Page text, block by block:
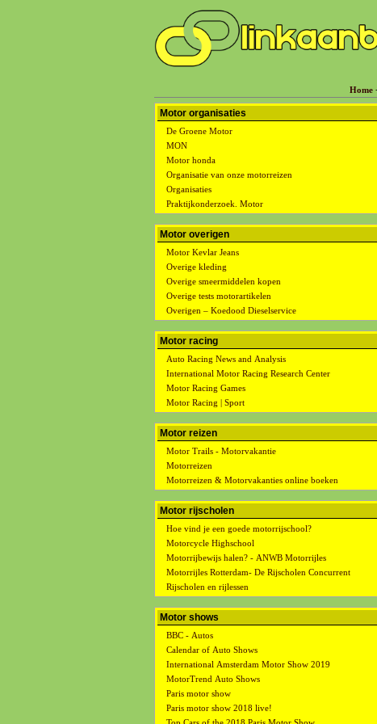
Home
Motor organisaties
De Groene Motor
MON
Motor honda
Organisatie van onze motorreizen
Organisaties
Praktijkonderzoek. Motor
Motor overigen
Motor Kevlar Jeans
Overige kleding
Overige smeermiddelen kopen
Overige tests motorartikelen
Overigen – Koedood Dieselservice
Motor racing
Auto Racing News and Analysis
International Motor Racing Research Center
Motor Racing Games
Motor Racing | Sport
Motor reizen
Motor Trails - Motorvakantie
Motorreizen
Motorreizen & Motorvakanties online boeken
Motor rijscholen
Hoe vind je een goede motorrijschool?
Motorcycle Highschool
Motorrijbewijs halen? - ANWB Motorrijles
Motorrijles Rotterdam- De Rijscholen Concurrent
Rijscholen en rijlessen
Motor shows
BBC - Autos
Calendar of Auto Shows
International Amsterdam Motor Show 2019
MotorTrend Auto Shows
Paris motor show
Paris motor show 2018 live!